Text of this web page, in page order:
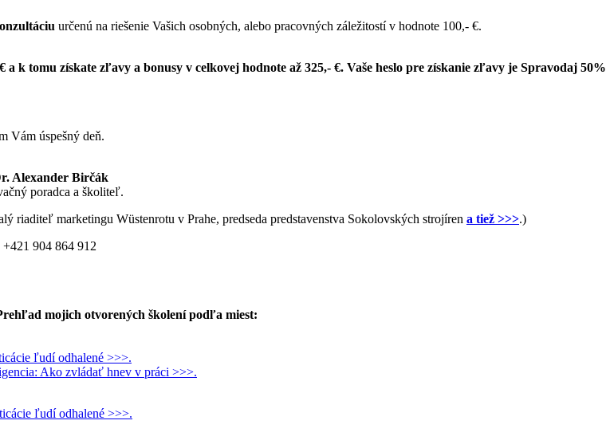
určenú na riešenie Vašich osobných, alebo pracovných záležitostí v hodnote 100,- €.
a k tomu získate zľavy a bonusy v celkovej hodnote až 325,- €. Vaše heslo pre získanie zľavy je Spravodaj 50%
Vám úspešný deň.
Alexander Birčák
poradca a školiteľ.
riaditeľ marketingu Wüstenrotu v Prahe, predseda predstavenstva Sokolovských strojíren a tiež >>>.)
904 864 912
mojich otvorených školení podľa miest:
ľudí odhalené >>>.
Ako zvládať hnev v práci >>>.
ľudí odhalené >>>.